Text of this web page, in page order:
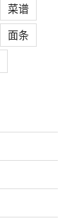
菜谱
面条